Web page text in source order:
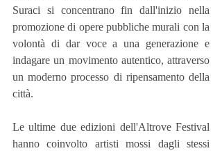
Suraci si concentrano fin dall'inizio nella
promozione di opere pubbliche murali con la
volontà di dar voce a una generazione e
indagare un movimento autentico, attraverso
un moderno processo di ripensamento della
città.
Le ultime due edizioni dell'Altrove Festival
hanno coinvolto artisti mossi dagli stessi